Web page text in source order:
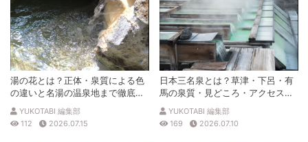
湯の花とは？正体・泉質による色
の違いと名湯の温泉地まで徹底解
説
YUKOTABI 編集部
112
2026.07.15
日本三名泉とは？草津・下呂・有
馬の泉質・見どころ・アクセスを
徹底解説
YUKOTABI 編集部
169
2026.07.10